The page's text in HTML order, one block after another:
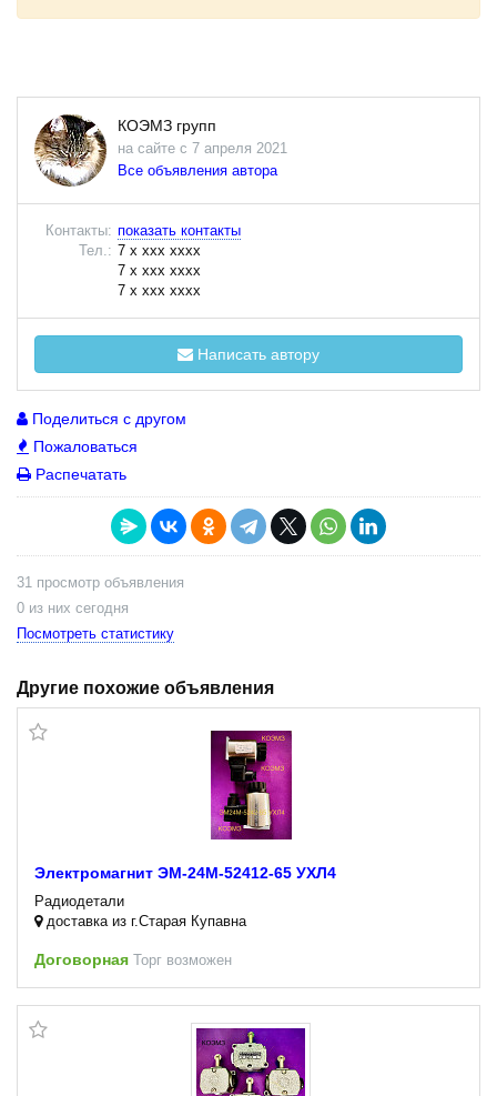
КОЭМЗ групп
на сайте с 7 апреля 2021
Все объявления автора
Контакты: показать контакты
Тел.: 7 x xxx xxxx
7 x xxx xxxx
7 x xxx xxxx
Написать автору
Поделиться с другом
Пожаловаться
Распечатать
31 просмотр объявления
0 из них сегодня
Посмотреть статистику
Другие похожие объявления
Электромагнит ЭМ-24М-52412-65 УХЛ4
Радиодетали
доставка из г.Старая Купавна
Договорная Торг возможен